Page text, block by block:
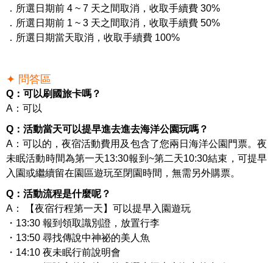
．所選日期前 4 ~ 7 天之間取消，收取手續費 30%
．所選日期前 1 ~ 3 天之間取消，收取手續費 50%
．所選日期當天取消，收取手續費 100%
✦ 問答區
Q：可以刷國旅卡嗎？
A：可以
Q：活動當天可以提早進去進去海洋公園玩嗎？
A：可以的，夜宿活動費用及包含了您兩日海洋公園門票。夜
未眠活動時間為第一天13:30報到~第二天10:30結束，可提早
入園或繼續留在園區遊玩至閉園時間，無需另外購票。
Q：活動流程是什麼呢？
A： 【夜宿行程第一天】可以提早入園遊玩
・13:30 報到領取識別證，放置行李
・13:50 尋找傳說中神祕的美人魚
・14:10 夜未眠行前說明會